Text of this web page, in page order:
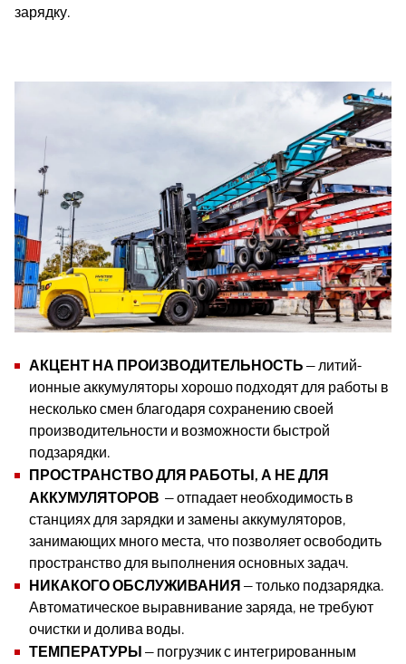
зарядку.
АКЦЕНТ НА ПРОИЗВОДИТЕЛЬНОСТЬ — литий-
ионные аккумуляторы хорошо подходят для работы в
несколько смен благодаря сохранению своей
производительности и возможности быстрой
подзарядки.
ПРОСТРАНСТВО ДЛЯ РАБОТЫ, А НЕ ДЛЯ
АККУМУЛЯТОРОВ — отпадает необходимость в
станциях для зарядки и замены аккумуляторов,
занимающих много места, что позволяет освободить
пространство для выполнения основных задач.
НИКАКОГО ОБСЛУЖИВАНИЯ — только подзарядка.
Автоматическое выравнивание заряда, не требуют
очистки и долива воды.
ТЕМПЕРАТУРЫ — погрузчик с интегрированным